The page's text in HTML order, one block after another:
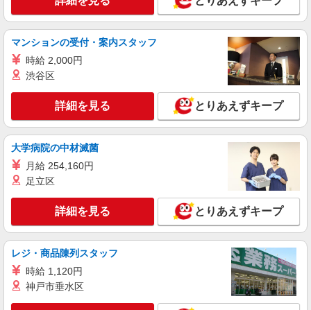
マンションの受付・案内スタッフ
時給 2,000円
渋谷区
詳細を見る とりあえずキープ
大学病院の中材滅菌
月給 254,160円
足立区
詳細を見る とりあえずキープ
レジ・商品陳列スタッフ
時給 1,120円
神戸市垂水区